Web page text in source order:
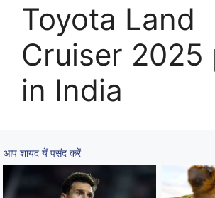
Toyota Land
Cruiser 2025
in India